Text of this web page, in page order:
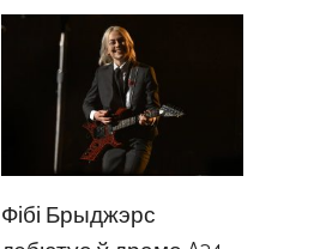
Фібі Брыджэрс